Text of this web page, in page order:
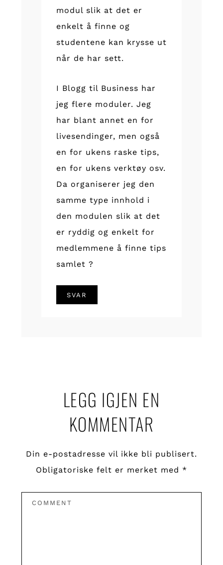
modul slik at det er
enkelt å finne og
studentene kan krysse ut
når de har sett.
I Blogg til Business har
jeg flere moduler. Jeg
har blant annet en for
livesendinger, men også
en for ukens raske tips,
en for ukens verktøy osv.
Da organiserer jeg den
samme type innhold i
den modulen slik at det
er ryddig og enkelt for
medlemmene å finne tips
samlet ?
SVAR
LEGG IGJEN EN
KOMMENTAR
Din e-postadresse vil ikke bli publisert.
Obligatoriske felt er merket med *